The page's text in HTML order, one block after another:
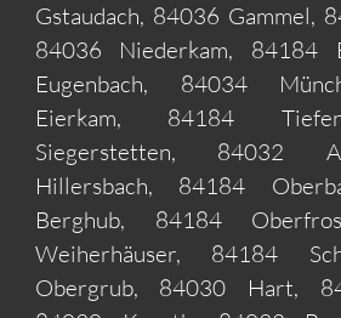
Gstaudach, 84036 Gammel,
84036 Niederkam, 84184
Eugenbach, 84034
Eierkam, 84184
Siegerstetten, 84032
Hillersbach, 84184
Berghub, 84184
Weiherhäuser, 84184
Obergrub, 84030 Hart,